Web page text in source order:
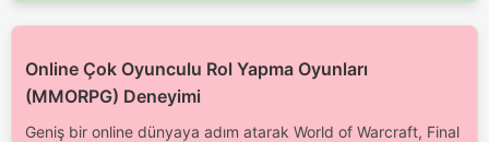
Online Çok Oyunculu Rol Yapma Oyunları
(MMORPG) Deneyimi
Geniş bir online dünyaya adım atarak World of Warcraft, Final